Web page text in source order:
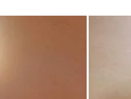
Вам потребуется: